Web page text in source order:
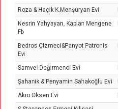
Roza & Haçik K.Menşuryan Evi
Nesrin Yahyayan, Kaplan Mengene
Fb
Bedros Çizmeci&Panyot Patronis
Evi
Samvel Değirmenci Evi
Şahanik & Penyamin Sahakoğlu Evi
Akro Oksen Evi